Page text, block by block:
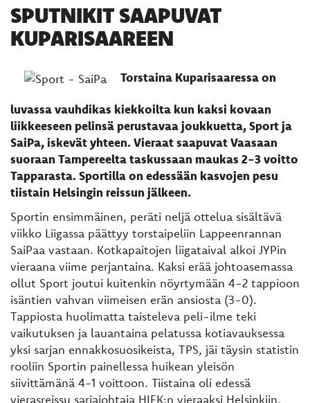
SPUTNIKIT SAAPUVAT
KUPARISAAREEN
Torstaina Kuparisaaressa on
luvassa vauhdikas kiekkoilta kun kaksi kovaan
liikkeeseen pelinsä perustavaa joukkuetta, Sport ja
SaiPa, iskevät yhteen. Vieraat saapuvat Vaasaan
suoraan Tampereelta taskussaan maukas 2-3 voitto
Tapparasta. Sportilla on edessään kasvojen pesu
tiistain Helsingin reissun jälkeen.
Sportin ensimmäinen, peräti neljä ottelua sisältävä
viikko Liigassa päättyy torstaipeliin Lappeenrannan
SaiPaa vastaan. Kotkapaitojen liigataival alkoi JYPin
vieraana viime perjantaina. Kaksi erää johtoasemassa
ollut Sport joutui kuitenkin nöyrtymään 4-2 tappioon
isäntien vahvan viimeisen erän ansiosta (3-0).
Tappiosta huolimatta taisteleva peli-ilme teki
vaikutuksen ja lauantaina pelatussa kotiavauksessa
yksi sarjan ennakkosuosikeista, TPS, jäi täysin statistin
rooliin Sportin painellessa huikean yleisön
siivittämänä 4-1 voittoon. Tiistaina oli edessä
vierasreissu sarjajohtaja HIFK:n vieraaksi Helsinkiin.